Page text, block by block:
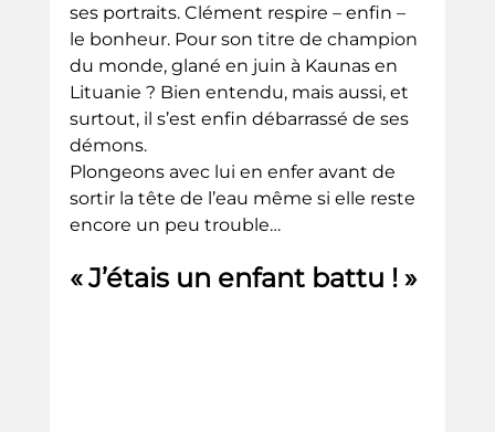
ses portraits. Clément respire – enfin –
le bonheur. Pour son titre de champion
du monde, glané en juin à Kaunas en
Lituanie ? Bien entendu, mais aussi, et
surtout, il s’est enfin débarrassé de ses
démons.
Plongeons avec lui en enfer avant de
sortir la tête de l’eau même si elle reste
encore un peu trouble…
« J’étais un enfant battu ! »